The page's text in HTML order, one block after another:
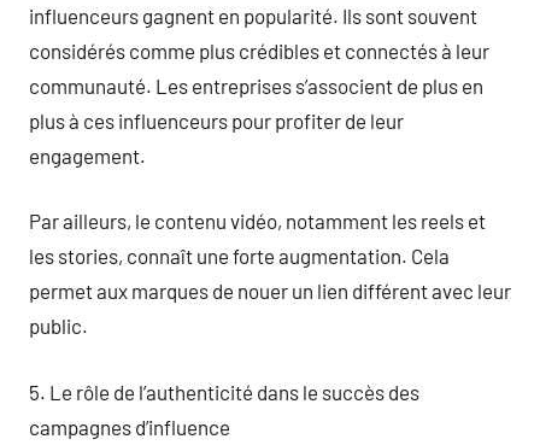
influenceurs gagnent en popularité. Ils sont souvent
considérés comme plus crédibles et connectés à leur
communauté. Les entreprises s’associent de plus en
plus à ces influenceurs pour profiter de leur
engagement.
Par ailleurs, le contenu vidéo, notamment les reels et
les stories, connaît une forte augmentation. Cela
permet aux marques de nouer un lien différent avec leur
public.
5. Le rôle de l’authenticité dans le succès des
campagnes d’influence